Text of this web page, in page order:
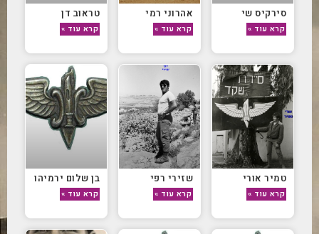
סירקיס שי
קרא עוד »
אהרוני רמי
קרא עוד »
טראוב דן
קרא עוד »
טמיר אורי
קרא עוד »
שזירי רפי
קרא עוד »
בן שלום ירמיהו
קרא עוד »